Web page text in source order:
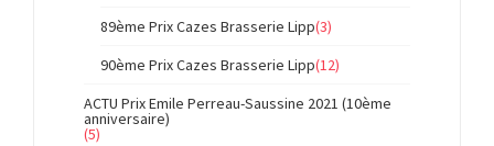
89ème Prix Cazes Brasserie Lipp(3)
90ème Prix Cazes Brasserie Lipp(12)
ACTU Prix Emile Perreau-Saussine 2021 (10ème
anniversaire)
(5)